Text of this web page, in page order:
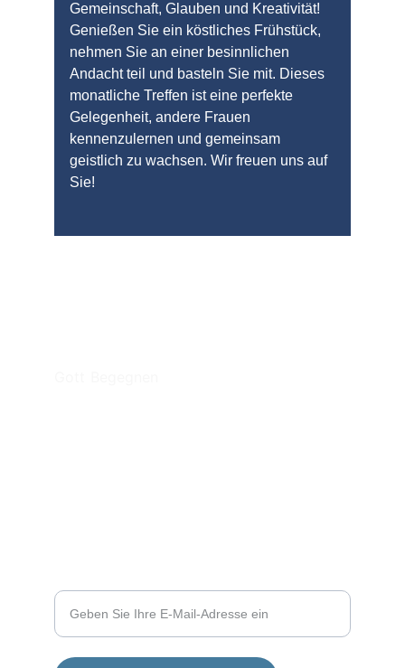
Gemeinschaft, Glauben und Kreativität!
Genießen Sie ein köstliches Frühstück,
nehmen Sie an einer besinnlichen
Andacht teil und basteln Sie mit. Dieses
monatliche Treffen ist eine perfekte
Gelegenheit, andere Frauen
kennenzulernen und gemeinsam
geistlich zu wachsen. Wir freuen uns auf
Sie!